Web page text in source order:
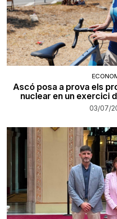
Ascó posa a prova els
nuclear en un exercici
03/07/